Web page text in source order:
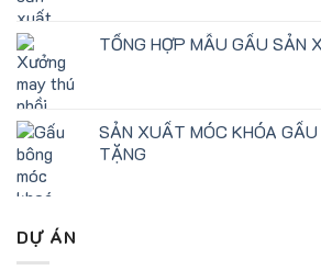
TỔNG HỢP MẪU GẤU SẢN
SẢN XUẤT MÓC KHÓA
TẶNG
DỰ ÁN